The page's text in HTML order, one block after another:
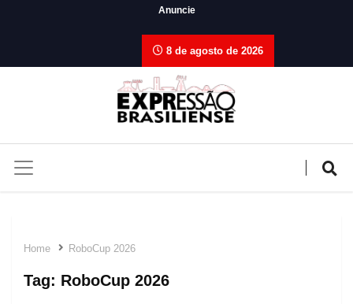
Anuncie
8 de agosto de 2026
Home RoboCup 2026
Tag: RoboCup 2026